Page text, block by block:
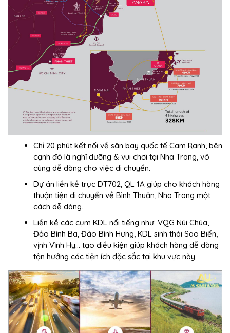
Chỉ 20 phút kết nối về sân bay quốc tế Cam Ranh, bên
cạnh đó là nghĩ dưỡng & vui chơi tại Nha Trang, vô
cùng dễ dàng cho việc di chuyển.
Dự án liền kề trục DT702, QL 1A giúp cho khách hàng
thuận tiện di chuyển về Bình Thuận, Nha Trang một
cách dễ dàng.
Liền kề các cụm KDL nổi tiếng như: VQG Núi Chúa,
Đảo Bình Ba, Đảo Bình Hưng, KDL sinh thái Sao Biển,
vịnh Vĩnh Hy… tạo điều kiện giúp khách hàng dễ dàng
tận hưởng các tiện ích đặc sắc tại khu vực này.